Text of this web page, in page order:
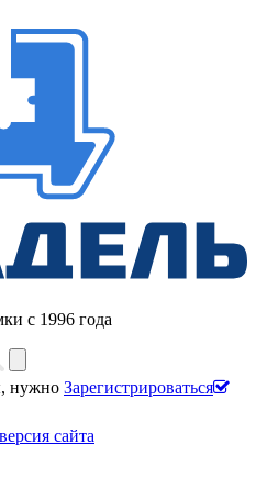
с 1996 года
нужно Зарегистрироваться
сайта